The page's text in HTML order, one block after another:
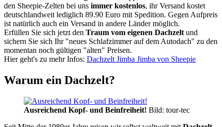
den Sheepie-Zelten bei uns immer kostenlos, ihr Versand kostet
deutschlandweit lediglich 89.90 Euro mit Spedition. Gegen Aufpreis
ist natürlich auch ein Versand in andere Länder möglich.
Erfüllen Sie sich jetzt den Traum vom eigenen Dachzelt und
sichern Sie sich Ihr "neues Schlafzimmer auf dem Autodach" zu den
momentan noch gültigen "alten" Preisen.
Hier geht's zu mehr Infos: Dachzelt Jimba Jimba von Sheepie
Warum ein Dachzelt?
Ausreichend Kopf- und Beinfreiheit! Bild: tour-tec